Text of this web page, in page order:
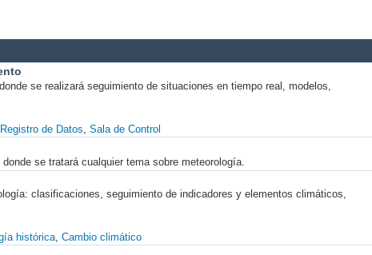
se realizará seguimiento de situaciones en tiempo real, modelos,
Registro de Datos Sala de Control
se tratará cualquier tema sobre meteorología.
clasificaciones, seguimiento de indicadores y elementos climáticos,
histórica Cambio climático